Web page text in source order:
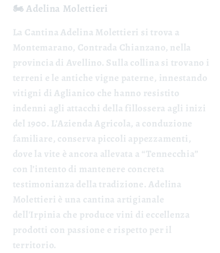
🏍️ Adelina Molettieri
La Cantina Adelina Molettieri si trova a
Montemarano, Contrada Chianzano, nella
provincia di Avellino. Sulla collina si trovano i
terreni e le antiche vigne paterne, innestando
vitigni di Aglianico che hanno resistito
indenni agli attacchi della fillossera agli inizi
del 1900. L’Azienda Agricola, a conduzione
familiare, conserva piccoli appezzamenti,
dove la vite è ancora allevata a “Tennecchia”
con l’intento di mantenere concreta
testimonianza della tradizione.Adelina
Molettieri è una cantina artigianale
dell'Irpinia che produce vini di eccellenza
prodotti con passione e rispetto per il
territorio.